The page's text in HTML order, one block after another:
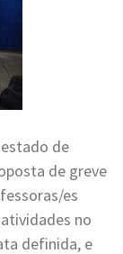
de
de greve
es
no
definida, e